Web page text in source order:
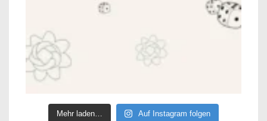
Mehr laden… Auf Instagram folgen